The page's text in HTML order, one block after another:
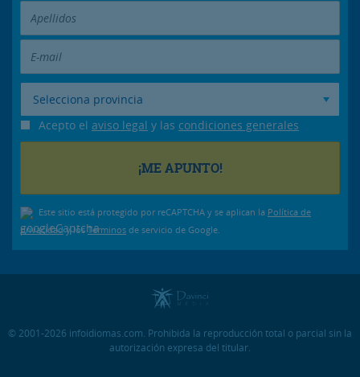
Selecciona provincia
Acepto el aviso legal y las condiciones generales
Este sitio está protegido por reCAPTCHA y se aplican la Política de
privacidady los Términos de servicio de Google.
© 2001-2026 infoidiomas.com. Prohibida la reproducción total o parcial sin la
autorización expresa del titular.